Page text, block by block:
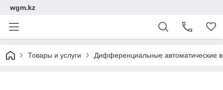
wgm.kz
Товары и услуги Дифференциальные автоматические